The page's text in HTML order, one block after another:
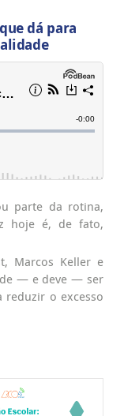
dá para
parte da rotina,
hoje é, de fato,
Marcos Keller e
— e deve — ser
reduzir o excesso